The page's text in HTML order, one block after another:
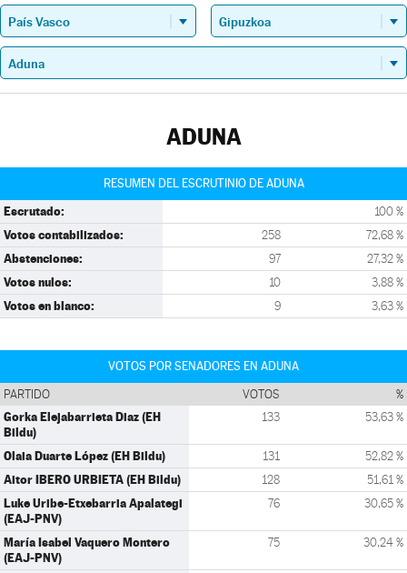
ADUNA
RESUMEN DEL ESCRUTINIO DE ADUNA
Escrutado: 100 %
Votos contabilizados: 258 72,68 %
Abstenciones: 97 27,32 %
Votos nulos: 10 3,88 %
Votos en blanco: 9 3,63 %
VOTOS POR SENADORES EN ADUNA
PARTIDO VOTOS %
Gorka Elejabarrieta Diaz (EH
Bildu)
133 53,63 %
Olaia Duarte López (EH Bildu) 131 52,82 %
Aitor IBERO URBIETA (EH Bildu) 128 51,61 %
Luke Uribe-Etxebarria Apalategi
(EAJ-PNV)
76 30,65 %
María Isabel Vaquero Montero
(EAJ-PNV)
75 30,24 %